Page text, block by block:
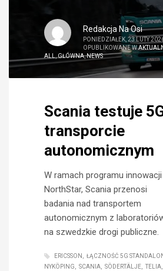
Redakcja Na Osi
PONIEDZIAŁEK, 23 LUTY
OPUBLIKOWANE W
ALL,GŁÓWNA,NEWS
Scania testuje
transporcie
autonomicznym
W ramach programu innowacji
NorthStar, Scania przenosi
badania nad transportem
autonomicznym z
na szwedzkie drogi publiczne.
ERICSSON ŁĄCZNOŚĆ 5G
NYKÖPING
SCANIA SÖDERTÄLJE TELIA